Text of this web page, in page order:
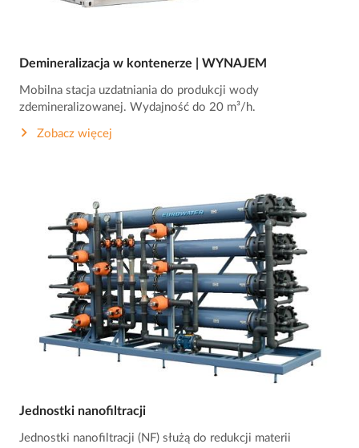
Demineralizacja w kontenerze | WYNAJEM
Mobilna stacja uzdatniania do produkcji wody
zdemineralizowanej. Wydajność do 20 m³/h.
Zobacz więcej
Jednostki nanofiltracji
Jednostki nanofiltracji (NF) służą do redukcji materii